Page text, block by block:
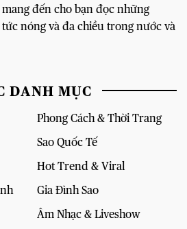
đến cho bạn đọc những
nóng và đa chiều trong nước và
DANH MỤC
Phong Cách & Thời Trang
Sao Quốc Tế
Hot Trend & Viral
Gia Đình Sao
Âm Nhạc & Liveshow